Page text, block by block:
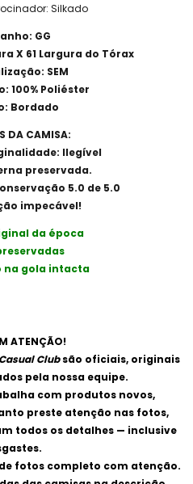
Silkado
GG
X 61 Largura do Tórax
SEM
100% Poliéster
Bordado
DA CAMISA:
Ilegível
preservada.
5.0 de 5.0
impecável!
da época
na gola intacta
ATENÇÃO!
Clubsão oficiais, originais
pela nossa equipe.
com produtos novos,
preste atenção nas fotos,
todos os detalhes — inclusive
fotos completo com atenção.